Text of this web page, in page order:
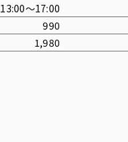
13:00〜17:00
990
1,980